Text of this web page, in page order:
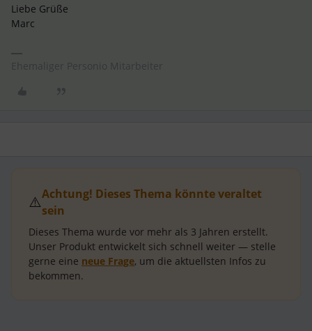
Liebe Grüße
Marc
⚠️Achtung! Dieses Thema könnte veraltet
sein
Dieses Thema wurde vor mehr als 3 Jahren erstellt.
Unser Produkt entwickelt sich schnell weiter — stelle
gerne eine neue Frage, um die aktuellsten Infos zu
bekommen.